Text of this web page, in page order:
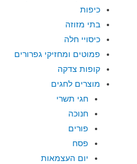
כיפות
בתי מזוזה
כיסויי חלה
פמוטים ומחזיקי גפרורים
קופות צדקה
מוצרים לחגים
חגי תשרי
חנוכה
פורים
פסח
יום העצמאות